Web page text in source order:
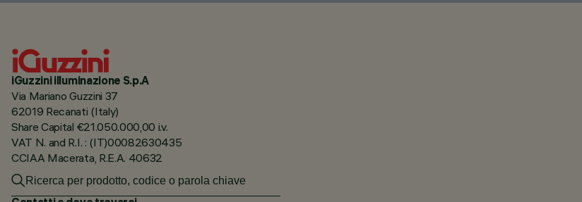
iGuzzini illuminazione S.p.A
Via Mariano Guzzini 37
62019 Recanati (Italy)
Share Capital €21.050.000,00 i.v.
VAT N. and R.I. : (IT)00082630435
CCIAA Macerata, R.E.A. 40632